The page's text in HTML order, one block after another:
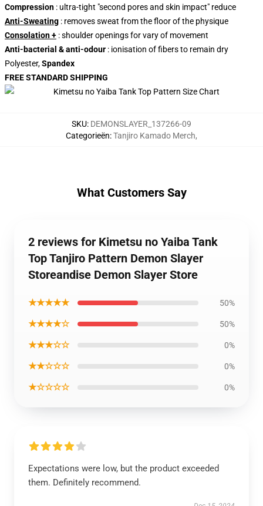
Compression : ultra-tight "second pores and skin impact" reduce
Anti-Sweating : removes sweat from the floor of the physique
Consolation + : shoulder openings for vary of movement
Anti-bacterial & anti-odour : ionisation of fibers to remain dry
Polyester,Spandex
FREE STANDARD SHIPPING
SKU: DEMONSLAYER_137266-09
Categorieën:Tanjiro Kamado Merch,
What Customers Say
2 reviews for Kimetsu no Yaiba Tank
Top Tanjiro Pattern Demon Slayer
Storeandise Demon Slayer Store
★★★★★ 50%
★★★★☆ 50%
★★★☆☆ 0%
★★☆☆☆ 0%
★☆☆☆☆ 0%
Expectations were low, but the product exceeded
them. Definitely recommend.